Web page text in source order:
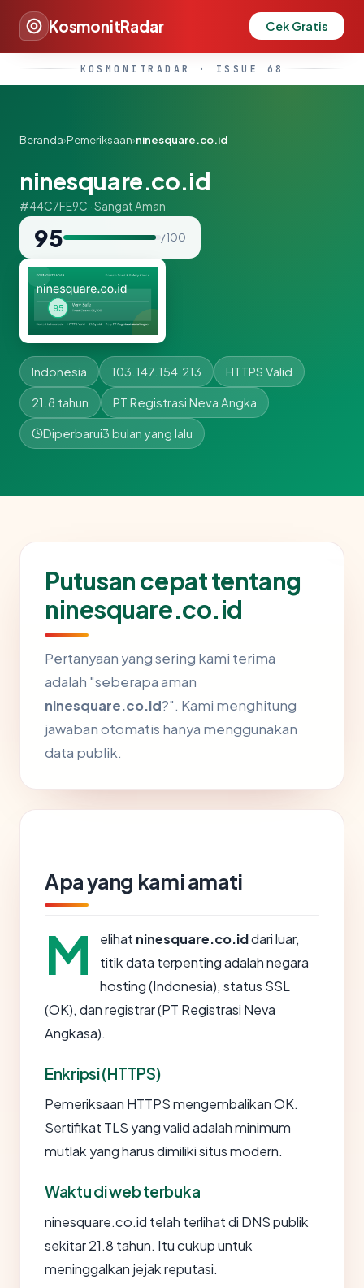
KosmonitRadar Cek Gratis
KOSMONITRADAR · ISSUE 68
Beranda›Pemeriksaan›ninesquare.co.id
ninesquare.co.id
#44C7FE9C · Sangat Aman
95 / 100
Indonesia 103.147.154.213 HTTPS Valid
21.8 tahun PT Registrasi Neva Angka
Diperbarui3 bulan yang lalu
Putusan cepat tentang
ninesquare.co.id
Pertanyaan yang sering kami terima
adalah "seberapa aman
ninesquare.co.id?". Kami menghitung
jawaban otomatis hanya menggunakan
data publik.
Apa yang kami amati
M elihat ninesquare.co.iddari luar,
titik data terpenting adalah negara
hosting (Indonesia), status SSL
(OK), dan registrar (PT Registrasi Neva
Angkasa).
Enkripsi (HTTPS)
Pemeriksaan HTTPS mengembalikan OK.
Sertifikat TLS yang valid adalah minimum
mutlak yang harus dimiliki situs modern.
Waktu di web terbuka
ninesquare.co.id telah terlihat di DNS publik
sekitar 21.8 tahun. Itu cukup untuk
meninggalkan jejak reputasi.